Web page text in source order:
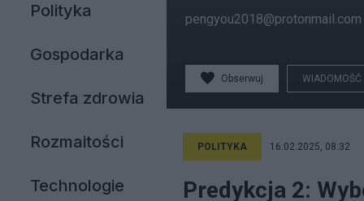
Polityka
Gospodarka
Strefa zdrowia
Rozmaitości
Technologie
pengyou2018@protonmail.com
Obserwuj WIADOMOŚĆ
POLITYKA 16.02.2025, 08:32
Predykcja 2: